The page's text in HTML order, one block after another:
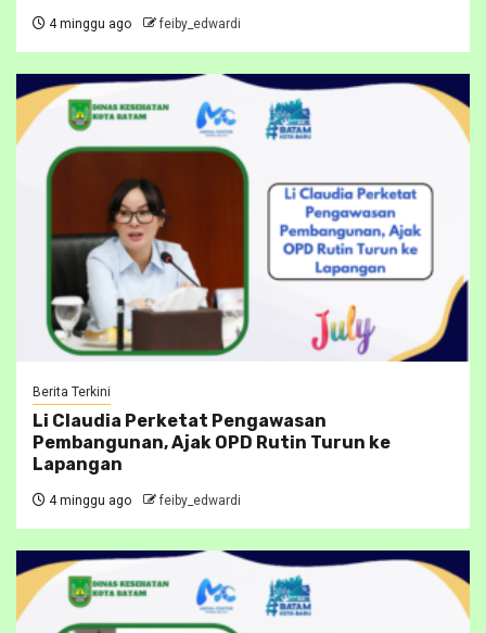
4 minggu ago feiby_edwardi
Berita Terkini
Li Claudia Perketat Pengawasan
Pembangunan, Ajak OPD Rutin Turun ke
Lapangan
4 minggu ago feiby_edwardi